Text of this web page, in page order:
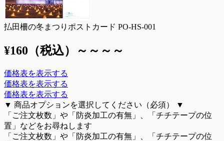
払田柵の冬まつりポストカード PO-HS-001
¥160 （税込） ～ ～ ～ ～
価格表を表示する
価格表を表示する
価格表を表示する
▼ 商品オプションを選択してください（必須）
▼
「ご注文枚数」や「防炎加工の有無」、「チチテープの位
置」などをお尋ねします
「ご注文枚数」や「防炎加工の有無」、「チチテープの位